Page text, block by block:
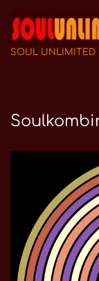
Zum
Inhalt
SOUL UNLIMITED